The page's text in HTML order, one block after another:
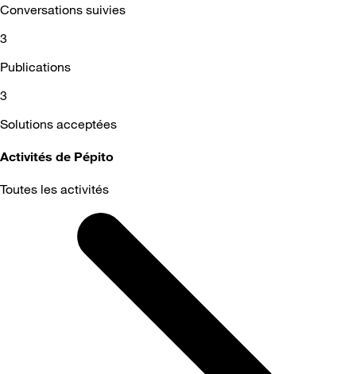
Conversations suivies
3
Publications
3
Solutions acceptées
Activités de Pépito
Toutes les activités